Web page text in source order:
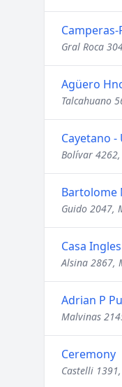
Camperas-
Gral Roca
Agüero
Talcahuano
Cayetano
Bolívar
Bartolome
Guido 2047,
Casa Ingles
Alsina 2867,
Adrian P
Malvinas
Ceremony
Castelli